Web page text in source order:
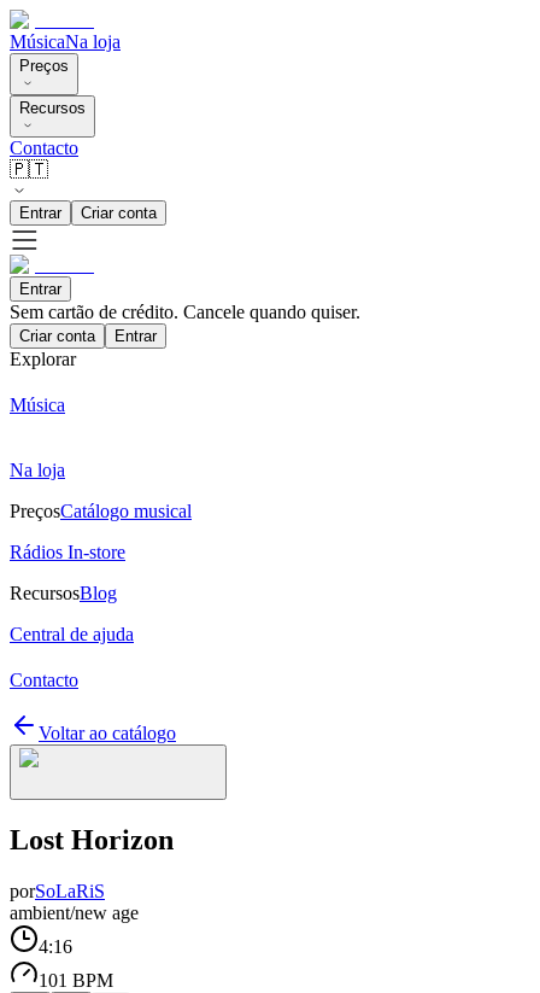
MúsicaNa loja
Preços
Recursos
Contacto
🇵🇹
Entrar Criar conta
Entrar
Sem cartão de crédito. Cancele quando quiser.
Criar conta Entrar
Explorar
Música
Na loja
PreçosCatálogo musical
Rádios In-store
RecursosBlog
Central de ajuda
Contacto
Voltar ao catálogo
Lost Horizon
porSoLaRiS
ambient/new age
4:16
101 BPM